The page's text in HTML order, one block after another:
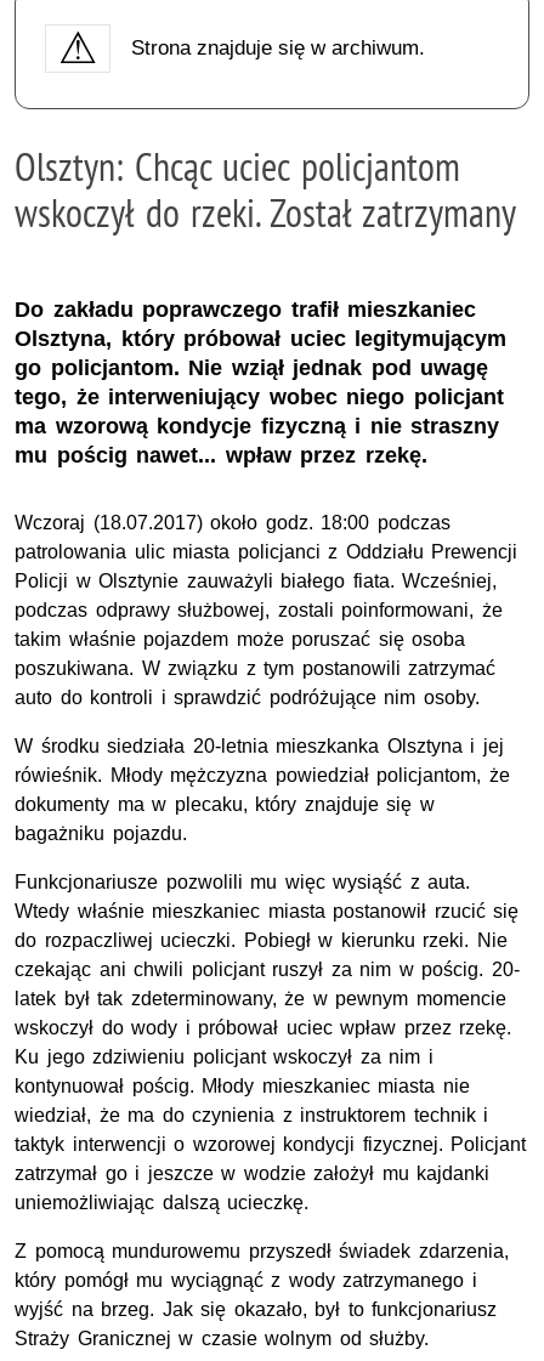
Strona znajduje się w archiwum.
Olsztyn: Chcąc uciec policjantom
wskoczył do rzeki. Został zatrzymany
Do zakładu poprawczego trafił mieszkaniec
Olsztyna, który próbował uciec legitymującym
go policjantom. Nie wziął jednak pod uwagę
tego, że interweniujący wobec niego policjant
ma wzorową kondycje fizyczną i nie straszny
mu pościg nawet... wpław przez rzekę.
Wczoraj (18.07.2017) około godz. 18:00 podczas
patrolowania ulic miasta policjanci z Oddziału Prewencji
Policji w Olsztynie zauważyli białego fiata. Wcześniej,
podczas odprawy służbowej, zostali poinformowani, że
takim właśnie pojazdem może poruszać się osoba
poszukiwana. W związku z tym postanowili zatrzymać
auto do kontroli i sprawdzić podróżujące nim osoby.
W środku siedziała 20-letnia mieszkanka Olsztyna i jej
rówieśnik. Młody mężczyzna powiedział policjantom, że
dokumenty ma w plecaku, który znajduje się w
bagażniku pojazdu.
Funkcjonariusze pozwolili mu więc wysiąść z auta.
Wtedy właśnie mieszkaniec miasta postanowił rzucić się
do rozpaczliwej ucieczki. Pobiegł w kierunku rzeki. Nie
czekając ani chwili policjant ruszył za nim w pościg. 20-
latek był tak zdeterminowany, że w pewnym momencie
wskoczył do wody i próbował uciec wpław przez rzekę.
Ku jego zdziwieniu policjant wskoczył za nim i
kontynuował pościg. Młody mieszkaniec miasta nie
wiedział, że ma do czynienia z instruktorem technik i
taktyk interwencji o wzorowej kondycji fizycznej. Policjant
zatrzymał go i jeszcze w wodzie założył mu kajdanki
uniemożliwiając dalszą ucieczkę.
Z pomocą mundurowemu przyszedł świadek zdarzenia,
który pomógł mu wyciągnąć z wody zatrzymanego i
wyjść na brzeg. Jak się okazało, był to funkcjonariusz
Straży Granicznej w czasie wolnym od służby.